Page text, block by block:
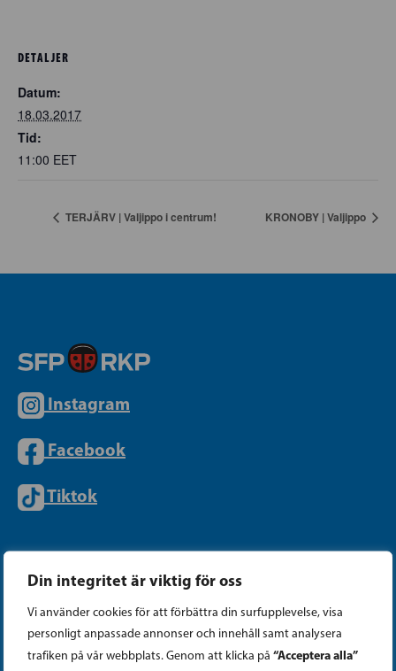
Din integritet är viktig för oss
Vi använder cookies för att förbättra din surfupplevelse, visa
personligt anpassade annonser och innehåll samt analysera
trafiken på vår webbplats. Genom att klicka på “Acceptera alla”
DETALJER
Datum:
18.03.2017
Tid:
11:00 EET
TERJÄRV | Valjippo i centrum! KRONOBY | Valjippo
Instagram
Facebook
Tiktok
PARTIKANSLIET
Telefon (09) 693 070
PB 430, 00101 Helsingfors